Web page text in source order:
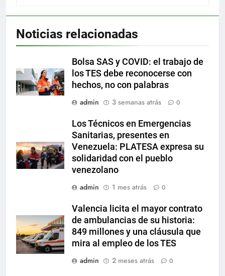
Noticias relacionadas
Bolsa SAS y COVID: el trabajo de
los TES debe reconocerse con
hechos, no con palabras
admin
3 semanas atrás 0
Los Técnicos en Emergencias
Sanitarias, presentes en
Venezuela: PLATESA expresa su
solidaridad con el pueblo
venezolano
admin
1 mes atrás 0
Valencia licita el mayor contrato
de ambulancias de su historia:
849 millones y una cláusula que
mira al empleo de los TES
admin
2 meses atrás 0